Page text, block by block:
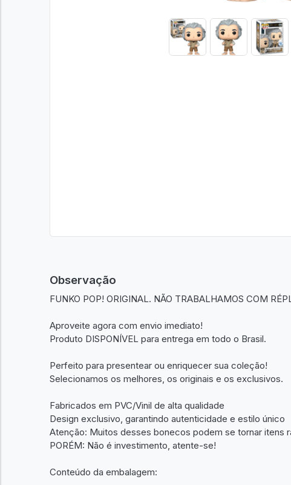
Observação
FUNKO POP! ORIGINAL. NÃO TRABALHAMOS COM
Aproveite agora com envio imediato!
Produto DISPONÍVEL para entrega em todo o Brasil.
Perfeito para presentear ou enriquecer sua coleção!
Selecionamos os melhores, os originais e os exclusivos.
Fabricados em PVC/Vinil de alta qualidade
Design exclusivo, garantindo autenticidade e estilo único
Atenção: Muitos desses bonecos podem se tornar itens
PORÉM: Não é investimento, atente-se!
Conteúdo da embalagem: